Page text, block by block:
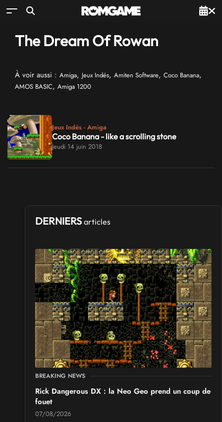
The Dream Of Rowan
À voir aussi : Amiga, Jeux Indés, Amiten Software, Coco Banana,
AMOS BASIC, Amiga 1200
Jeux Indés - Amiga
Coco Banana - like a scrolling stone
Jeudi 14 juin 2018
DERNIERS articles
BREAKING NEWS
Rick Dangerous DX : la Neo Geo prend un coup de
fouet
07/08/2026